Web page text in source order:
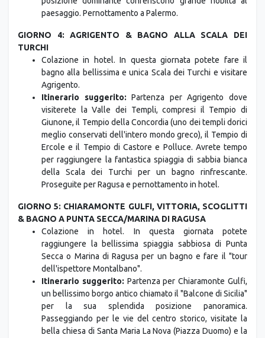
paesaggio. Pernottamento a Palermo.
GIORNO 4: AGRIGENTO & BAGNO ALLA SCALA DEI
TURCHI
Colazione in hotel. In questa giornata potete fare il
bagno alla bellissima e unica Scala dei Turchi e visitare
Agrigento.
Itinerario suggerito: Partenza per Agrigento dove
visiterete la Valle dei Templi, compresi il Tempio di
Giunone, il Tempio della Concordia (uno dei templi dorici
meglio conservati dell'intero mondo greco), il Tempio di
Ercole e il Tempio di Castore e Polluce. Avrete tempo
per raggiungere la fantastica spiaggia di sabbia bianca
della Scala dei Turchi per un bagno rinfrescante.
Proseguite per Ragusa e pernottamento in hotel.
GIORNO 5: CHIARAMONTE GULFI, VITTORIA, SCOGLITTI
& BAGNO A PUNTA SECCA/MARINA DI RAGUSA
Colazione in hotel. In questa giornata potete
raggiungere la bellissima spiaggia sabbiosa di Punta
Secca o Marina di Ragusa per un bagno e fare il "tour
dell'ispettore Montalbano".
Itinerario suggerito: Partenza per Chiaramonte Gulfi,
un bellissimo borgo antico chiamato il "Balcone di Sicilia"
per la sua splendida posizione panoramica.
Passeggiando per le vie del centro storico, visitate la
bella chiesa di Santa Maria La Nova (Piazza Duomo) e la